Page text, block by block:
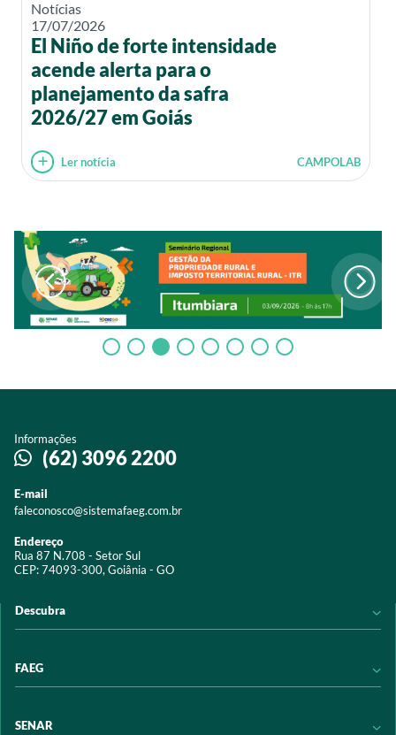
Notícias
17/07/2026
El Niño de forte intensidade
acende alerta para o
planejamento da safra
2026/27 em Goiás
Ler notícia CAMPOLAB
Informações
(62) 3096 2200
E-mail
faleconosco@sistemafaeg.com.br
Endereço
Rua 87 N.708 - Setor Sul
CEP: 74093-300, Goiânia - GO
Descubra
Acervo digital
FAEG
SENAR